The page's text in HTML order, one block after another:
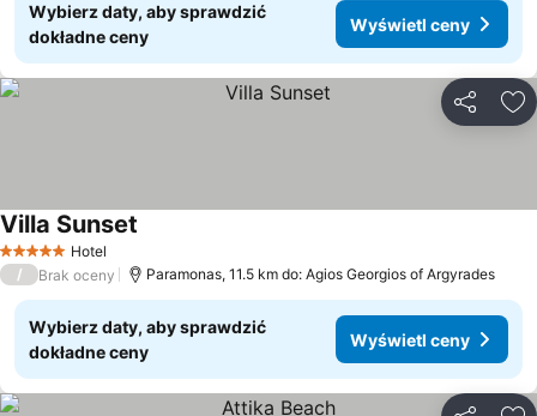
Wybierz daty, aby sprawdzić
dokładne ceny
Wyświetl ceny
5 KategoriaHotel
Villa Sunset
/ Brak oceny Paramonas, 11.5 km do: Agios Georgios of Argyrades
Wybierz daty, aby sprawdzić
dokładne ceny
Wyświetl ceny